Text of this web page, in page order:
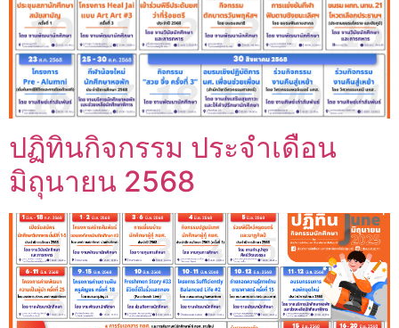
ปฏิทินกิจกรรม ประจำเดือน
มิถุนายน 2568